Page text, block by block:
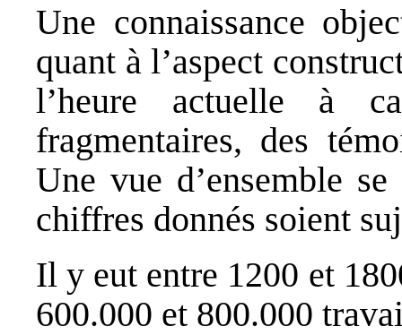
Une connaissance
quant à l’aspect
l’heure actuelle à
fragmentaires, des
Une vue d’ensemble
chiffres donnés soient
Il y eut entre 1200 et
600.000 et 800.000